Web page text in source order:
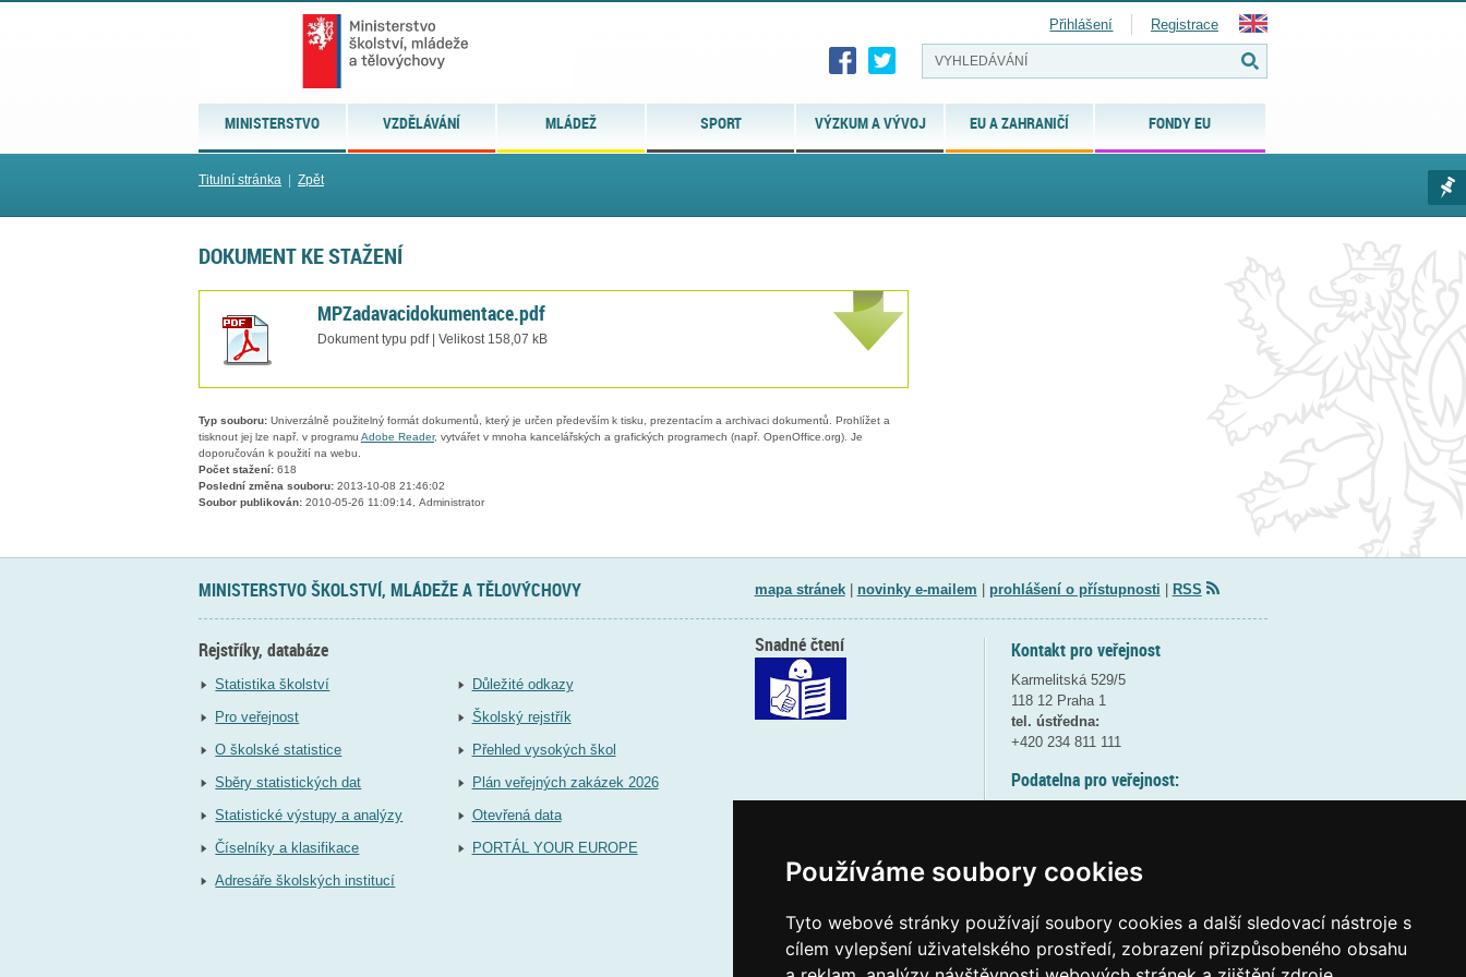
Používáme soubory cookies
Tyto webové stránky používají soubory cookies a další sledovací nástroje s
cílem vylepšení uživatelského prostředí, zobrazení přizpůsobeného obsahu
MINISTERSTVO VZDĚLÁVÁNÍ MLÁDEŽ SPORT VÝZKUM A VÝVOJ EU A ZAHRANIČÍ FONDY EU
Přihlášení Registrace
Titulní stránka Zpět
DOKUMENT KE STAŽENÍ
MPZadavacidokumentace.pdf
Dokument typu pdf | Velikost 158,07 kB
Typ souboru: Univerzálně použitelný formát dokumentů, který je určen především k tisku, prezentacím a archivaci dokumentů. Prohlížet a
tisknout jej lze např. v programu Adobe Reader, vytvářet v mnoha kancelářských a grafických programech (např. OpenOffice.org). Je
doporučován k použití na webu.
Počet stažení: 618
Poslední změna souboru: 2013-10-08 21:46:02
Soubor publikován: 2010-05-26 11:09:14, Administrator
MINISTERSTVO ŠKOLSTVÍ, MLÁDEŽE A TĚLOVÝCHOVY mapa stránek| novinky e-mailem prohlášení o přístupnosti RSS
Rejstříky, databáze
Statistika školství
Pro veřejnost
O školské statistice
Sběry statistických dat
Statistické výstupy a analýzy
Číselníky a klasifikace
Adresáře školských institucí
Důležité odkazy
Školský rejstřík
Přehled vysokých škol
Plán veřejných zakázek 2026
Otevřená data
PORTÁL YOUR EUROPE
Kontakt pro veřejnost
Karmelitská 529/5
118 12 Praha 1
tel. ústředna:
+420 234 811 111
Podatelna pro veřejnost:
(více informací
Elektronická podatelna:
Snadné čtení